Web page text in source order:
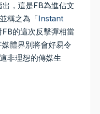
，這是FB為進佔文
稱之為「Instant
FB的這次反擊彈相當
體界別將會好易令
非理想的傳媒生